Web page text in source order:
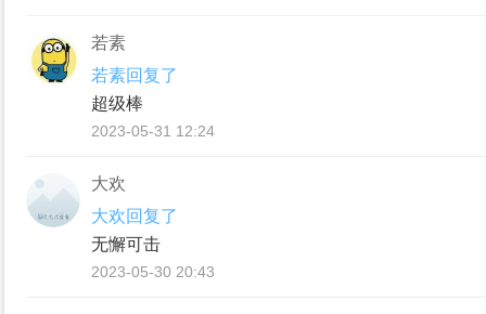
若素
若素回复了
超级棒
2023-05-31 12:24
大欢
大欢回复了
无懈可击
2023-05-30 20:43